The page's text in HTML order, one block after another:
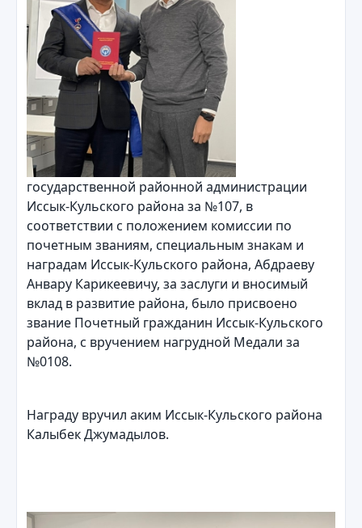
государственной районной администрации
Иссык-Кульского района за №107, в
соответствии с положением комиссии по
почетным званиям, специальным знакам и
наградам Иссык-Кульского района, Абдраеву
Анвару Карикеевичу, за заслуги и вносимый
вклад в развитие района, было присвоено
звание Почетный гражданин Иссык-Кульского
района, с вручением нагрудной Медали за
№0108.
Награду вручил аким Иссык-Кульского района
Калыбек Джумадылов.